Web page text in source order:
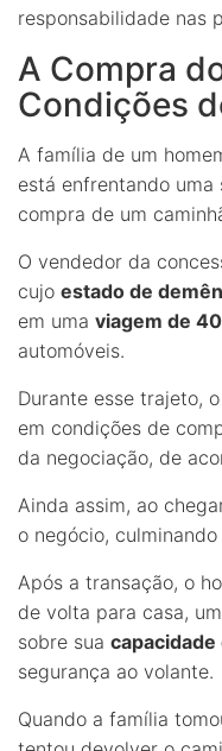
responsabilidade nas
A Compra
Condições
A família de um
está enfrentando
compra de um
O vendedor da
cujo estado de
em uma viagem de
automóveis.
Durante esse trajeto, o
em condições de
da negociação, de
Ainda assim, ao
o negócio,
Após a transação, o
de volta para casa,
sobre sua
segurança ao volante.
Quando a família